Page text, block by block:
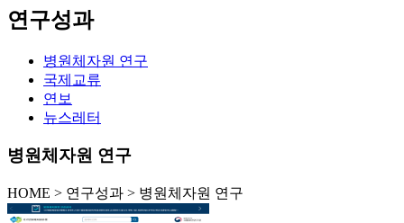
연구성과
병원체자원 연구
국제교류
연보
뉴스레터
병원체자원 연구
HOME > 연구성과 > 병원체자원 연구